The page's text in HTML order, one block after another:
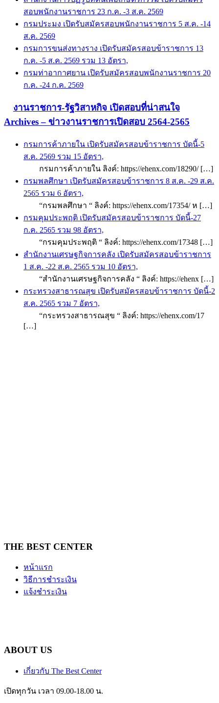
สอบพนักงานราชการ 23 ก.ค. -3 ส.ค. 2569
กรมประมง เปิดรับสมัครสอบพนักงานราชการ 5 ส.ค. -14
ส.ค. 2569
กรมการขนส่งทางราง เปิดรับสมัครสอบข้าราชการ 13
ก.ค. -5 ส.ค. 2569 รวม 13 อัตรา,
กรมท่าอากาศยาน เปิดรับสมัครสอบพนักงานราชการ 20
ก.ค. -24 ก.ค. 2569
งานราชการ-รัฐวิสาหกิจ เปิดสอบที่น่าสนใจ
Archives – ข่าวงานราชการเปิดสอบ 2564-2565
กรมการค้าภายใน เปิดรับสมัครสอบข้าราชการ บัดนี้-5
ส.ค. 2569 รวม 15 อัตรา,
กรมการค้าภายใน ลิงค์: https://ehenx.com/18290/ […]
กรมพลศึกษา เปิดรับสมัครสอบข้าราชการ 8 ส.ค. -29 ส.ค.
2565 รวม 6 อัตรา,
“กรมพลศึกษา “ ลิงค์: https://ehenx.com/17354/ ห […]
กรมคุมประพฤติ เปิดรับสมัครสอบข้าราชการ บัดนี้-27
ก.ค. 2565 รวม 98 อัตรา,
“กรมคุมประพฤติ “ ลิงค์: https://ehenx.com/17348 […]
สำนักงานเศรษฐกิจการคลัง เปิดรับสมัครสอบข้าราชการ
1 ส.ค. -22 ส.ค. 2565 รวม 10 อัตรา,
“สำนักงานเศรษฐกิจการคลัง “ ลิงค์: https://ehenx […]
กระทรวงสาธารณสุข เปิดรับสมัครสอบข้าราชการ บัดนี้-2
ส.ค. 2565 รวม 7 อัตรา,
“กระทรวงสาธารณสุข “ ลิงค์: https://ehenx.com/17
[…]
THE BEST CENTER
หน้าแรก
วิธีการชำระเงิน
แจ้งชำระเงิน
ABOUT US
เกี่ยวกับ The Best Center
เปิดทุกวัน เวลา 09.00-18.00 น.